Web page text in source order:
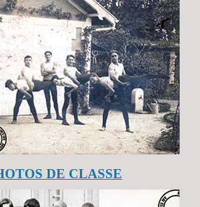
DE CLASSE